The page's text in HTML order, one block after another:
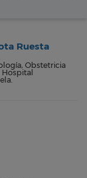
Ruesta
Obstetricia